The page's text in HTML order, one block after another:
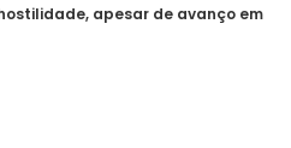
apesar de avanço em